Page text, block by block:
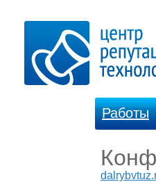
Работы